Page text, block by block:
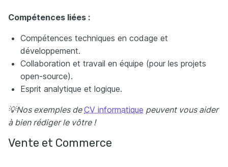
Compétences liées :
Compétences techniques en codage et
développement.
Collaboration et travail en équipe (pour les projets
open-source).
Esprit analytique et logique.
💡Nos exemples deCV informatique peuvent vous aider
à bien rédiger le vôtre !
Vente et Commerce